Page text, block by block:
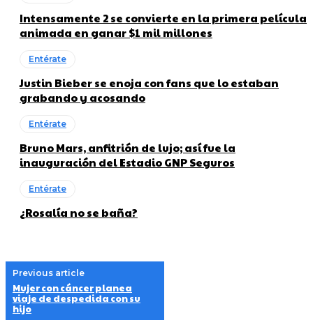
Intensamente 2 se convierte en la primera película
animada en ganar $1 mil millones
Entérate
Justin Bieber se enoja con fans que lo estaban
grabando y acosando
Entérate
Bruno Mars, anfitrión de lujo; así fue la
inauguración del Estadio GNP Seguros
Entérate
¿Rosalía no se baña?
Previous article
Mujer con cáncer planea
viaje de despedida con su
hijo